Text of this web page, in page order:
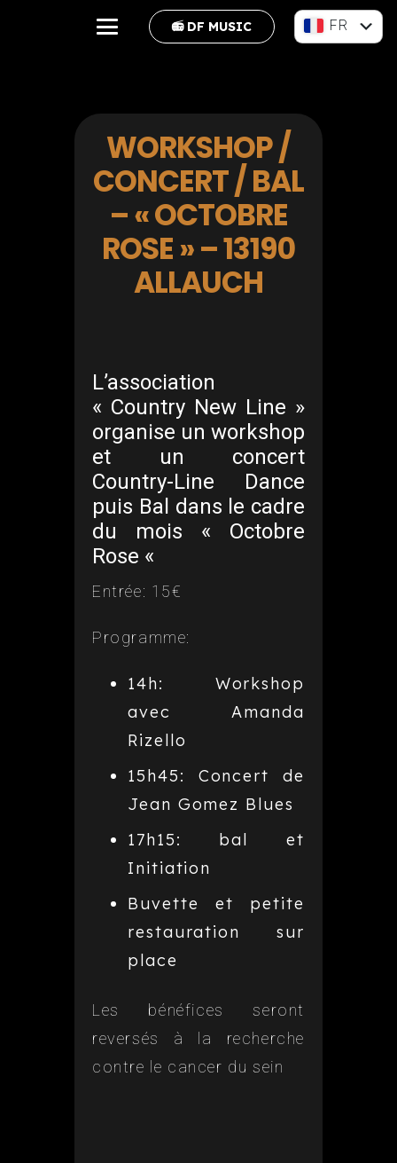
📻 DF MUSIC FR
WORKSHOP /
CONCERT / BAL
– « OCTOBRE
ROSE » – 13190
ALLAUCH
L’association
« Country New Line »
organise un workshop
et un concert
Country-Line Dance
puis Bal dans le cadre
du mois « Octobre
Rose «
Entrée: 15€
Programme:
14h: Workshop
avec Amanda
Rizello
15h45: Concert de
Jean Gomez Blues
17h15: bal et
Initiation
Buvette et petite
restauration sur
place
Les bénéfices seront
reversés à la recherche
contre le cancer du sein